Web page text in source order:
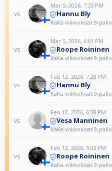
vs
Mar 5, 2026, 7:20 PM
Hannu Bly
KaKa viikkokisat 9-pallo
vs
Mar 5, 2026, 6:01 PM
Roope Roininen
KaKa viikkokisat 9-pallo
vs
Feb 12, 2026, 7:28 PM
Hannu Bly
KaKa viikkokisat 9-pallo
vs
Feb 12, 2026, 6:38 PM
Vesa Manninen
KaKa viikkokisat 9-pallo
vs
Feb 12, 2026, 5:02 PM
Roope Roininen
KaKa viikkokisat 9-pallo